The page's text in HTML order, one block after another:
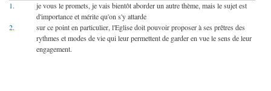
1.
je vous le promets, je vais bientôt aborder un autre thème, mais le sujet est
d'importance et mérite qu'on s'y attarde
2.
sur ce point en particulier, l'Eglise doit pouvoir proposer à ses prêtres des
rythmes et modes de vie qui leur permettent de garder en vue le sens de leur
engagement.